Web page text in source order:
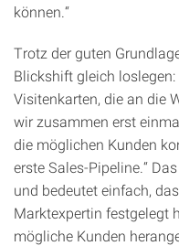
können.“
Trotz der guten
Blickshift gleich
Visitenkarten, die an die
wir zusammen erst
die möglichen Kunden
erste Sales-Pipeline.“
und bedeutet einfach,
Marktexpertin festgelegt
mögliche Kunden